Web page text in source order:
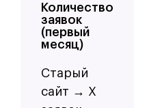
Количество
заявок
(первый
месяц)
Старый
сайт → Х